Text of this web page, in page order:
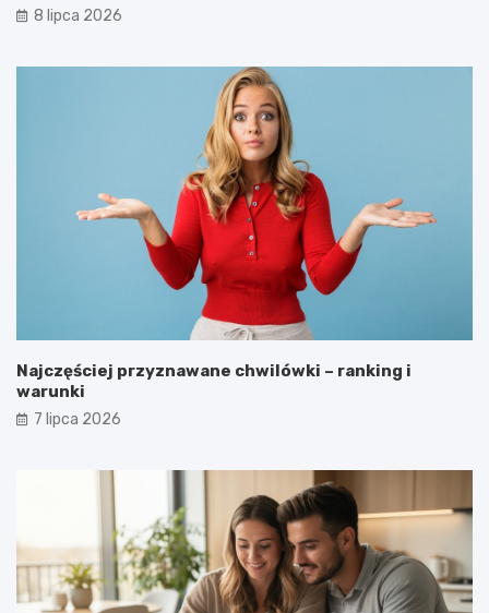
8 lipca 2026
Najczęściej przyznawane chwilówki – ranking i
warunki
7 lipca 2026